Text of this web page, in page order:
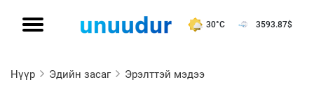
30°C 3593.87$
Нүүр Эдийн засаг Эрэлттэй мэдээ